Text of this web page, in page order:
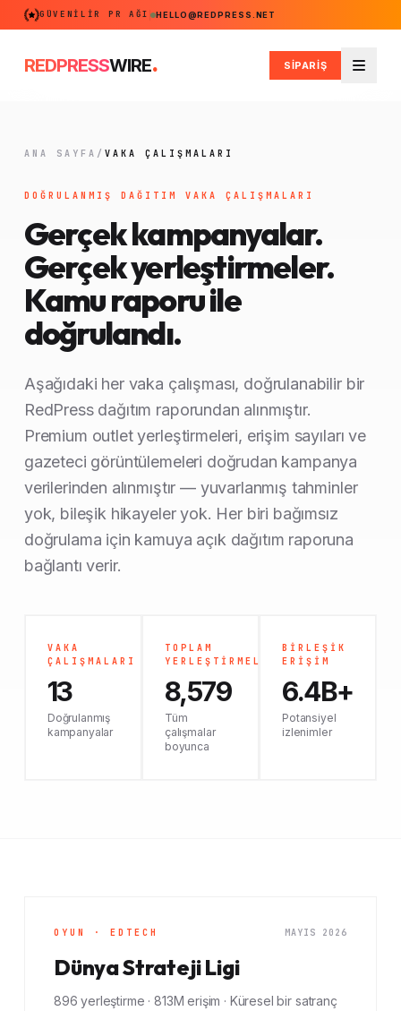
GÜVENILIR PR AĞI HELLO@REDPRESS.NET
REDPRESSWIRE. SİPARİŞ
Men
ANA SAYFA / VAKA ÇALIŞMALARI
DOĞRULANMIŞ DAĞITIM VAKA ÇALIŞMALARI
Gerçek kampanyalar.
Gerçek yerleştirmeler.
Kamu raporu ile
doğrulandı.
Aşağıdaki her vaka çalışması, doğrulanabilir bir
RedPress dağıtım raporundan alınmıştır.
Premium outlet yerleştirmeleri, erişim sayıları ve
gazeteci görüntülemeleri doğrudan kampanya
verilerinden alınmıştır — yuvarlanmış tahminler
yok, bileşik hikayeler yok. Her biri bağımsız
doğrulama için kamuya açık dağıtım raporuna
bağlantı verir.
VAKA
ÇALIŞMALARI
13
Doğrulanmış
kampanyalar
TOPLAM
YERLEŞTIRMELER
8,579
Tüm
çalışmalar
boyunca
BIRLEŞIK
ERIŞIM
6.4B+
Potansiyel
izlenimler
OYUN · EDTECH MAYIS 2026
Dünya Strateji Ligi
896 yerleştirme · 813M erişim · Küresel bir satranç